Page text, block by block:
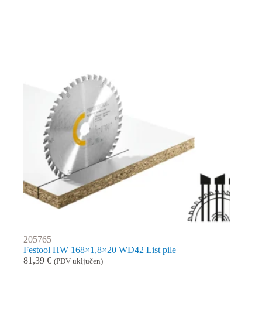
205765
Festool HW 168×1,8×20 WD42 List pile
81,39 € (PDV uključen)